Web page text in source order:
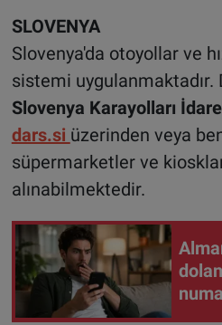
SLOVENYA
Slovenya'da otoyollar ve
sistemi
Slovenya Karayolları
dars.si üzerinden veya
süpermarketler ve
alınabilmektedir.